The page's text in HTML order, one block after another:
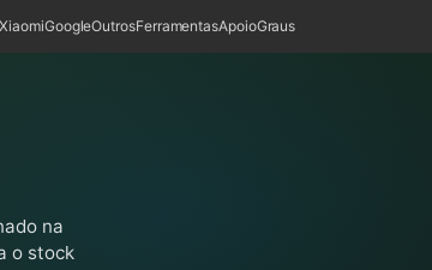
XiaomiGoogleOutrosFerramentasApoioGraus
na
o stock